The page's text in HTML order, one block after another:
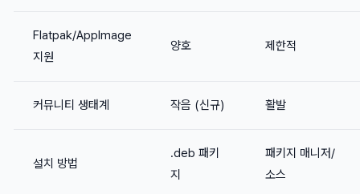
Flatpak/AppImage
지원
양호 제한적
커뮤니티 생태계 작음 (신규) 활발
설치 방법
.deb 패키
지
패키지 매니저/
소스